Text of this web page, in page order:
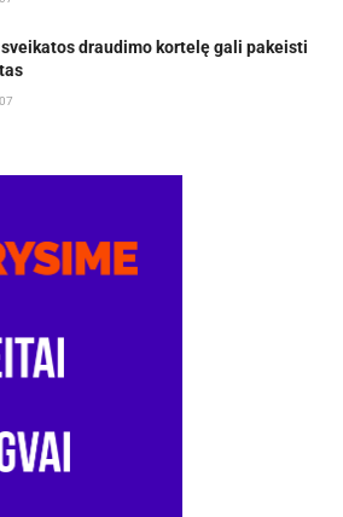
draudimo kortelę gali pakeisti